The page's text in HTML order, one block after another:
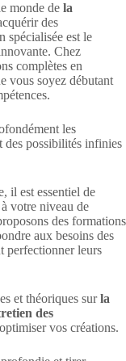
monde de la
des
spécialisée est le
Chez
complètes en
vous soyez débutant
les
des possibilités infinies
il est essentiel de
votre niveau de
des formations
aux besoins des
perfectionner leurs
et théoriques surla
des
vos créations.